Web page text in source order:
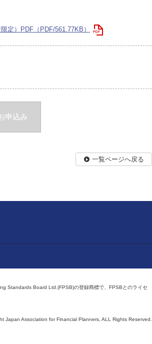
定）PDF（PDF/561.77KB）
申込み
一覧ページへ戻る
上へ
Standards Board Ltd.(FPSB)の登録商標で、FPSBとのライセ
Japan Association for Financial Planners, ALL Rights Reserved.